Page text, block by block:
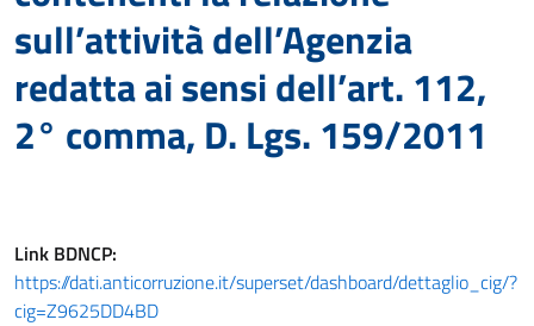
sull’attività dell’Agenzia
redatta ai sensi dell’art. 112,
2° comma, D. Lgs. 159/2011
Link BDNCP:
https://dati.anticorruzione.it/superset/dashboard/dettaglio_cig/?
cig=Z9625DD4BD